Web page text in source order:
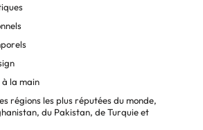
à la main
régions les plus réputées du monde,
du Pakistan, de Turquie et